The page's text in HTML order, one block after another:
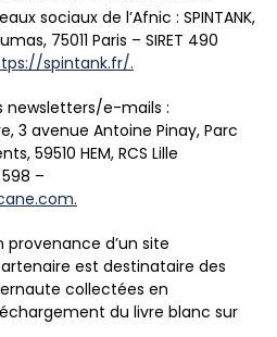
sociaux de l’Afnic : SPINTANK,
75011 Paris – SIRET 490
spintank.fr/.
newsletters/e-mails :
3 avenue Antoine Pinay, Parc
59510 HEM, RCS Lille
–
provenance d’un site
est destinataire des
collectées en
du livre blanc sur